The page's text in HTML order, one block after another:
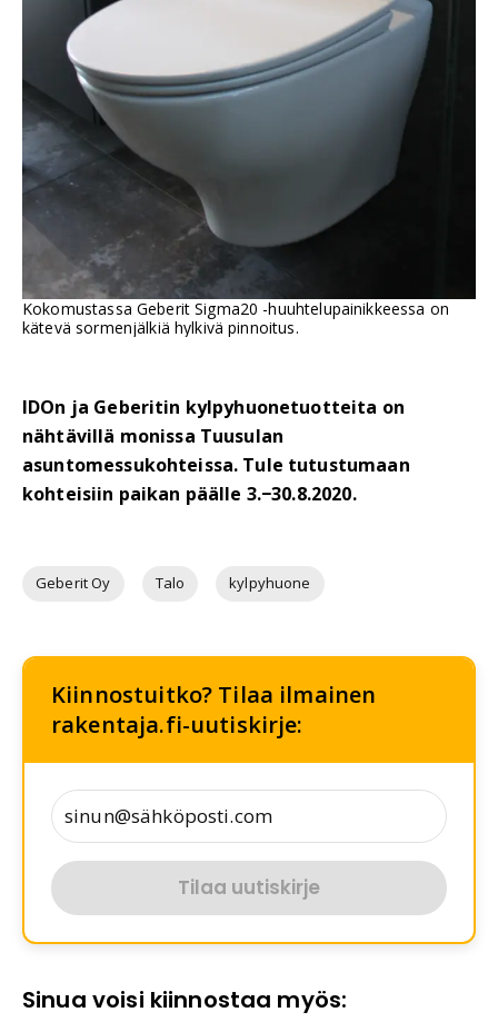
Kokomustassa Geberit Sigma20 -huuhtelupainikkeessa on
kätevä sormenjälkiä hylkivä pinnoitus.
IDOn ja Geberitin kylpyhuonetuotteita on
nähtävillä monissa Tuusulan
asuntomessukohteissa. Tule tutustumaan
kohteisiin paikan päälle 3.−30.8.2020.
Geberit Oy Talo kylpyhuone
Kiinnostuitko? Tilaa ilmainen
rakentaja.fi-uutiskirje:
Tilaa uutiskirje
Sinua voisi kiinnostaa myös: